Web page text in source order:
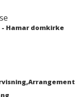
- Hamar domkirke